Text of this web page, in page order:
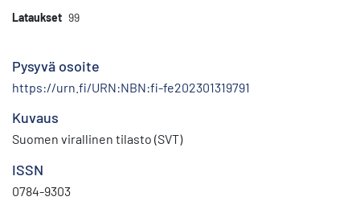
Lataukset 99
Pysyvä osoite
https://urn.fi/URN:NBN:fi-fe202301319791
Kuvaus
Suomen virallinen tilasto (SVT)
ISSN
0784-9303